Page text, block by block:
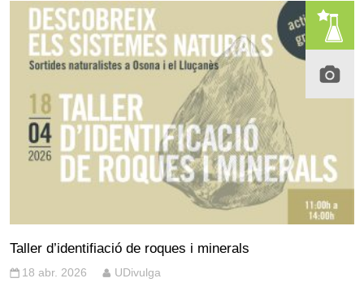
Taller d’identifiació de roques i minerals
18 abr. 2026 UDivulga